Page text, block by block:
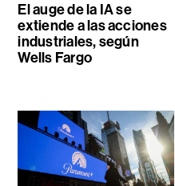
El auge de la IA se
extiende a las acciones
industriales, según
Wells Fargo